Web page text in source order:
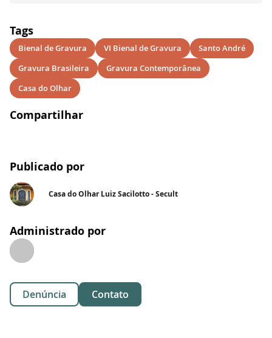
Tags
Bienal de Gravura VI Bienal de Gravura
Santo André
Gravura Brasileira
Gravura Contemporânea
Casa do Olhar
Compartilhar
Publicado por
Casa do Olhar Luiz Sacilotto - Secult
Administrado por
Denúncia Contato